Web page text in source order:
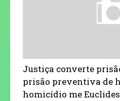
Justiça converte
prisão preventiva de
homicídio me